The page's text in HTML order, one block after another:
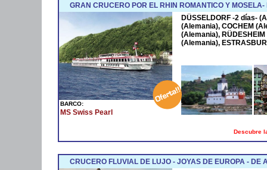
GRAN CRUCERO POR EL RHIN ROMANTICO Y
BARCO:
MS Swiss Pearl
DÜSSELDORF -2 días-
(Alemania), COCHEM
(Alemania),
(Alemania),
Descubre
CRUCERO FLUVIAL DE LUJO - JOYAS DE EUROPA - DE